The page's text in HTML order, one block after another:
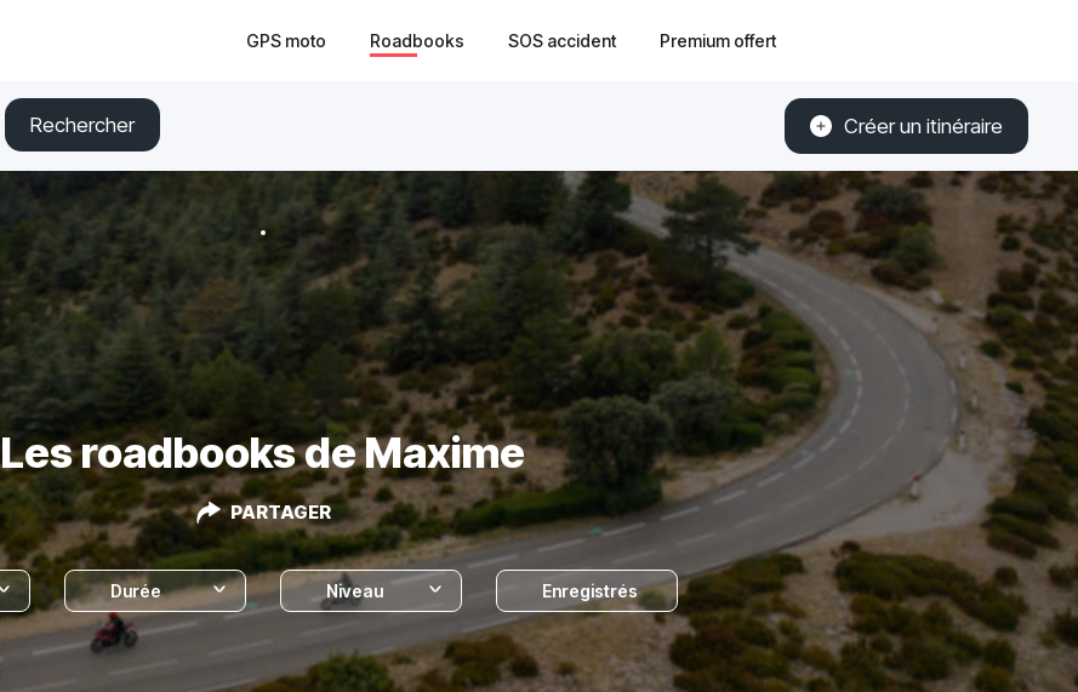
GPS moto Roadbooks SOS accident Premium offert
Rechercher Créer un itinéraire
Les roadbooks de Maxime
PARTAGER
Durée Niveau Enregistrés